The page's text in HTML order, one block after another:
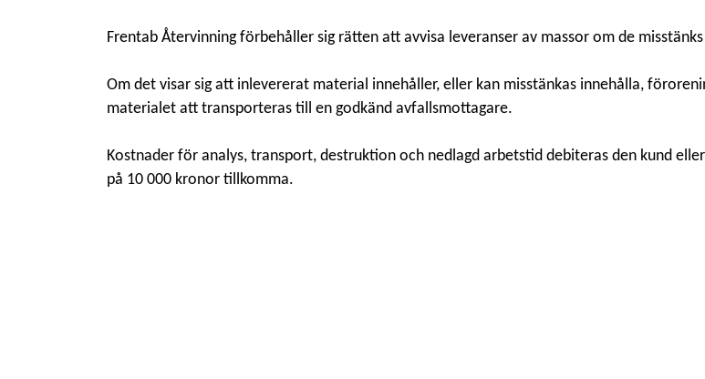
Frentab Återvinning förbehåller sig rätten att avvisa leveranser av massor om de
Om det visar sig att inlevererat material innehåller, eller kan misstänkas innehålla,
materialet att transporteras till en godkänd avfallsmottagare.
Kostnader för analys, transport, destruktion och nedlagd arbetstid debiteras den kund
på 10 000 kronor tillkomma.